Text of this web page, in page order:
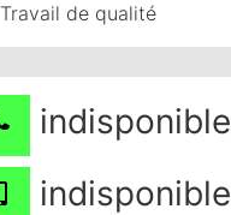
Travail de qualité
indisponible
indisponible